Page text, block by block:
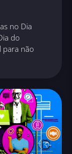
no Dia
do
para não